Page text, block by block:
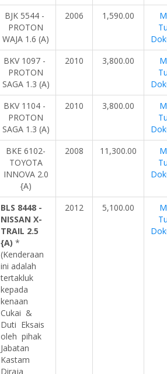
BJK 5544 -
PROTON
WAJA 1.6 (A)
2006 1,590.00
BKV 1097 -
PROTON
SAGA 1.3 (A)
2010 3,800.00
BKV 1104 -
PROTON
SAGA 1.3 (A)
2010 3,800.00
BKE 6102-
TOYOTA
INNOVA 2.0
{A)
2008 11,300.00
BLS 8448 -
NISSAN X-
TRAIL 2.5
{A) *
(Kenderaan
ini adalah
tertakluk
kepada
kenaan
Cukai &
Duti Eksais
oleh pihak
Jabatan
Kastam
Diraja
2012 5,100.00